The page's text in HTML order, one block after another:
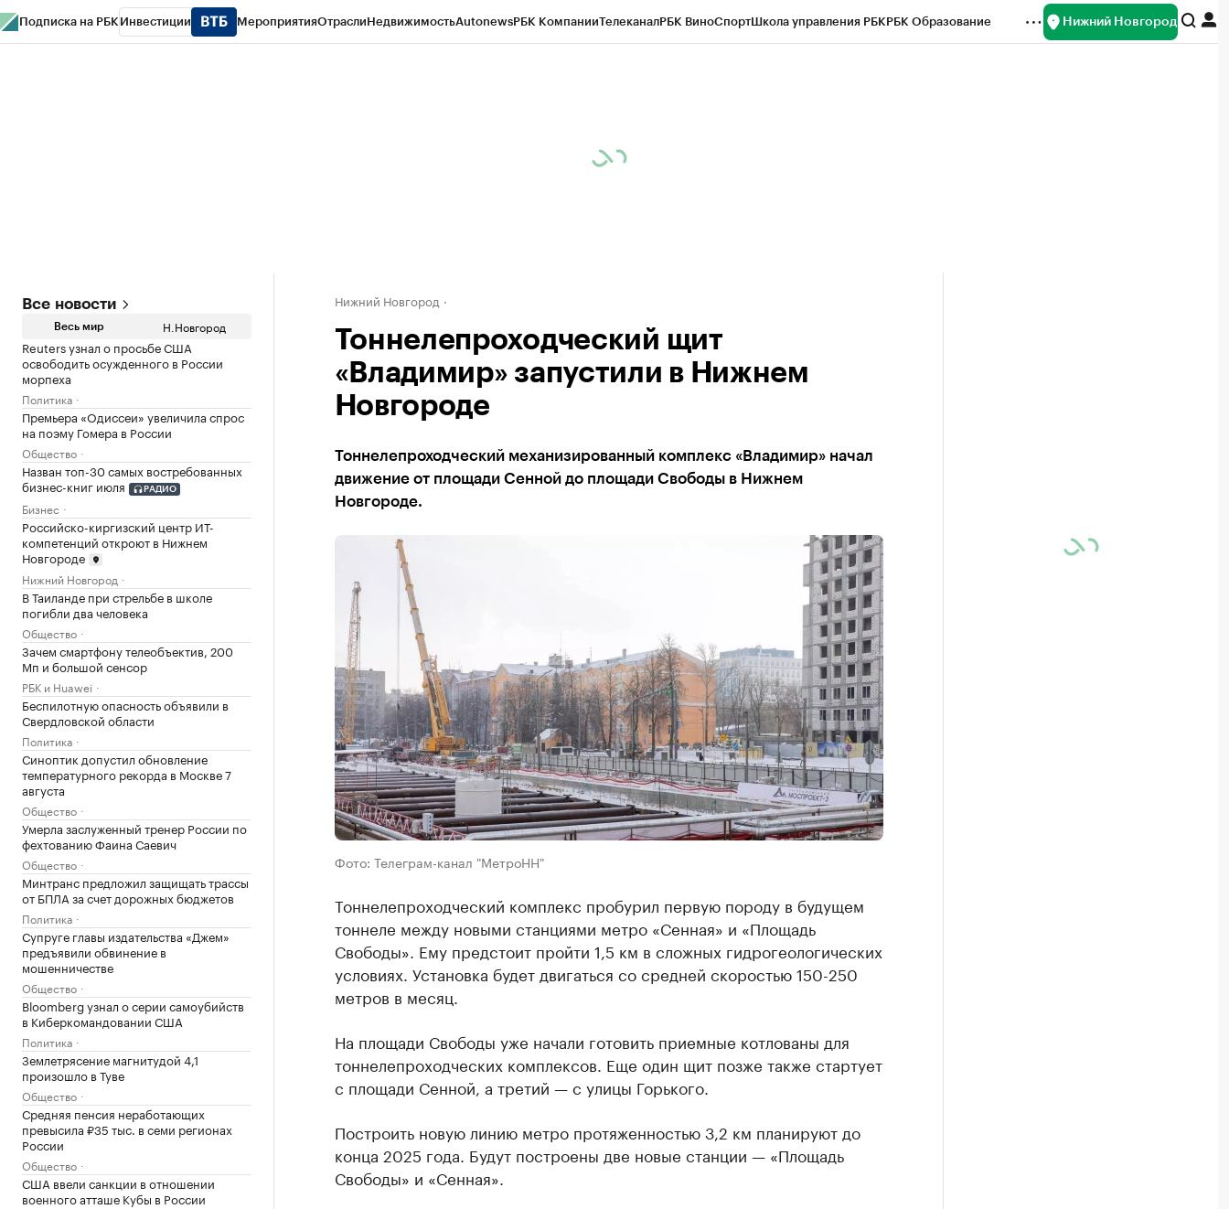
Подписка на РБК Инвестиции МероприятияОтраслиНедвижимостьAutonewsРБК КомпанииТелеканалРБК ВиноСпортШкола управления РБКРБК Образование Нижний Новгород
Все новости
Весь мир Н.Новгород
Reuters узнал о просьбе США
освободить осужденного в России
морпеха
Политика
Премьера «Одиссеи» увеличила спрос
на поэму Гомера в России
Общество
Назван топ-30 самых востребованных
бизнес-книг июля
РАДИО
Бизнес
Российско-киргизский центр ИТ-
компетенций откроют в Нижнем
Новгороде
Нижний Новгород
В Таиланде при стрельбе в школе
погибли два человека
Общество
Зачем смартфону телеобъектив, 200
Мп и большой сенсор
РБК и Huawei
Беспилотную опасность объявили в
Свердловской области
Политика
Синоптик допустил обновление
температурного рекорда в Москве 7
августа
Общество
Умерла заслуженный тренер России по
фехтованию Фаина Саевич
Общество
Минтранс предложил защищать трассы
от БПЛА за счет дорожных бюджетов
Политика
Супруге главы издательства «Джем»
предъявили обвинение в
мошенничестве
Общество
Bloomberg узнал о серии самоубийств
в Киберкомандовании США
Политика
Землетрясение магнитудой 4,1
произошло в Туве
Общество
Средняя пенсия неработающих
превысила ₽35 тыс. в семи регионах
России
Общество
США ввели санкции в отношении
военного атташе Кубы в России
Нижний Новгород
Тоннелепроходческий щит
«Владимир» запустили в Нижнем
Новгороде
Тоннелепроходческий механизированный комплекс «Владимир» начал
движение от площади Сенной до площади Свободы в Нижнем
Новгороде.
Фото: Телеграм-канал "МетроНН"
Тоннелепроходческий комплекс пробурил первую породу в будущем
тоннеле между новыми станциями метро «Сенная» и «Площадь
Свободы». Ему предстоит пройти 1,5 км в сложных гидрогеологических
условиях. Установка будет двигаться со средней скоростью 150-250
метров в месяц.
На площади Свободы уже начали готовить приемные котлованы для
тоннелепроходческих комплексов. Еще один щит позже также стартует
с площади Сенной, а третий — с улицы Горького.
Построить новую линию метро протяженностью 3,2 км планируют до
конца 2025 года. Будут построены две новые станции — «Площадь
Свободы» и «Сенная».